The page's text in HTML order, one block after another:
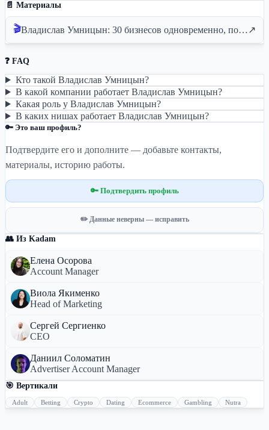
📄 Материалы
🎬 Владислав Умницын: 30 бизнесов одновременно, покупка KADAM и долги на $2 млн↗
❓ FAQ
Кто такой Владислав Умницын?
В какой компании работает Владислав Умницын?
Какая роль у Владислав Умницын?
В каких нишах работает Владислав Умницын?
🔑 Это ваш профиль?
Подтвердите его и дополните — добавьте контакты,
материалы, историю работы.
🔑 Подтвердить профиль
✏️ Данные неверны — исправить
👥 Из Kadam
Елена Осорова
Account Manager
Виола Якименко
Head of Marketing
Сергей Сергиенко
CEO
Даниил Соломатин
Advertiser Account Manager
🎯 Вертикали
Adult Betting Crypto Dating Ecommerce Gambling Nutra